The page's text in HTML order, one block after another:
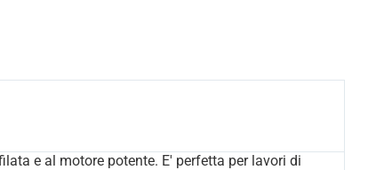
e al motore potente. E' perfetta per lavori di